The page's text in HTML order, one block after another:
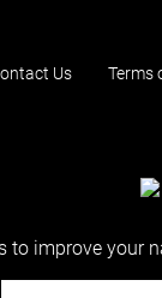
Us Terms
to improve your